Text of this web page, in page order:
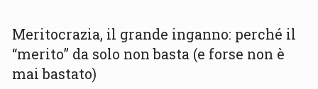
Meritocrazia, il grande inganno: perché il
“merito” da solo non basta (e forse non è
mai bastato)